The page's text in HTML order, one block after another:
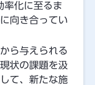
率化に至るま
向き合ってい
ら与えられる
状の課題を汲
て、新たな施